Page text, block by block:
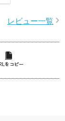
レビュー一覧